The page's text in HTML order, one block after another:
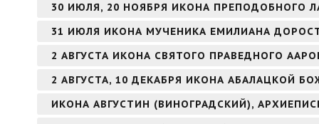
30 ИЮЛЯ, 20 НОЯБРЯ ИКОНА ПРЕПОДОБНОГО
31 ИЮЛЯ ИКОНА МУЧЕНИКА ЕМИЛИАНА
2 АВГУСТА ИКОНА СВЯТОГО ПРАВЕДНОГО
2 АВГУСТА, 10 ДЕКАБРЯ ИКОНА АБАЛАЦКОЙ
ИКОНА АВГУСТИН (ВИНОГРАДСКИЙ),